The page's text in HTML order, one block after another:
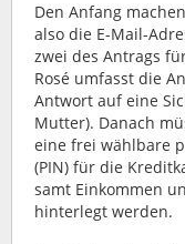
Den Anfang
also die E-Mail-
zwei des Antrags
Rosé umfasst die
Antwort auf eine
Mutter). Danach
eine frei wählbare
(PIN) für die
samt Einkommen
hinterlegt werden.